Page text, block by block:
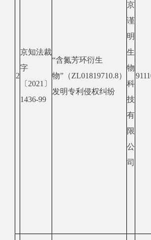
2
京知法裁
字
〔 2021 〕
1436-99
“含氮芳环衍生
物”（ZL01819710.8）
发明专利侵权纠纷
京
谨
明
生
物
科
技
有
限
公
司